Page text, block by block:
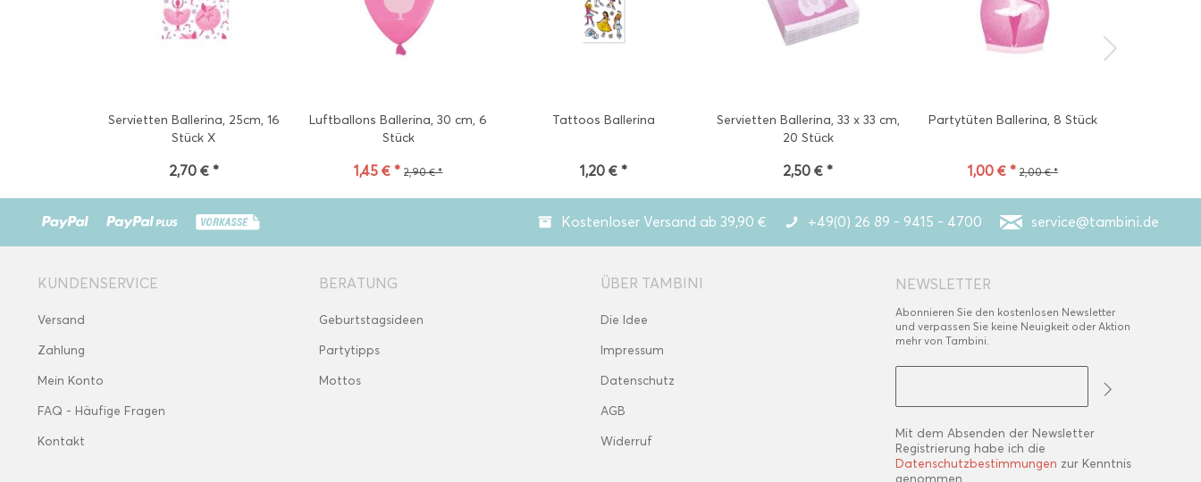
Servietten Ballerina, 25cm, 16
Stück X
2,70 € *
Luftballons Ballerina, 30 cm, 6
Stück
1,45 € * 2,90 € *
Tattoos Ballerina
1,20 € *
Servietten Ballerina, 33 x 33 cm,
20 Stück
2,50 € *
Partytüten Ballerina, 8 Stück
1,00 € * 2,00 € *
Kostenloser Versand ab 39,90 € +49(0) 26 89 - 9415 - 4700 service@tambini.de
KUNDENSERVICE
Versand
Zahlung
Mein Konto
FAQ - Häufige Fragen
Kontakt
BERATUNG
Geburtstagsideen
Partytipps
Mottos
ÜBER TAMBINI
Die Idee
Impressum
Datenschutz
AGB
Widerruf
NEWSLETTER
Abonnieren Sie den kostenlosen Newsletter
und verpassen Sie keine Neuigkeit oder Aktion
mehr von Tambini.
Mit dem Absenden der Newsletter
Registrierung habe ich die
Datenschutzbestimmungen zur Kenntnis
genommen